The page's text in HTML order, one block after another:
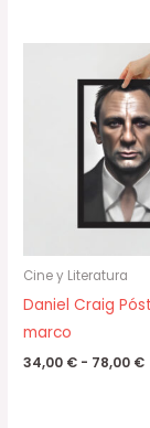
Cine y Literatura
Daniel Craig
marco
34,00 € - 78,00 €